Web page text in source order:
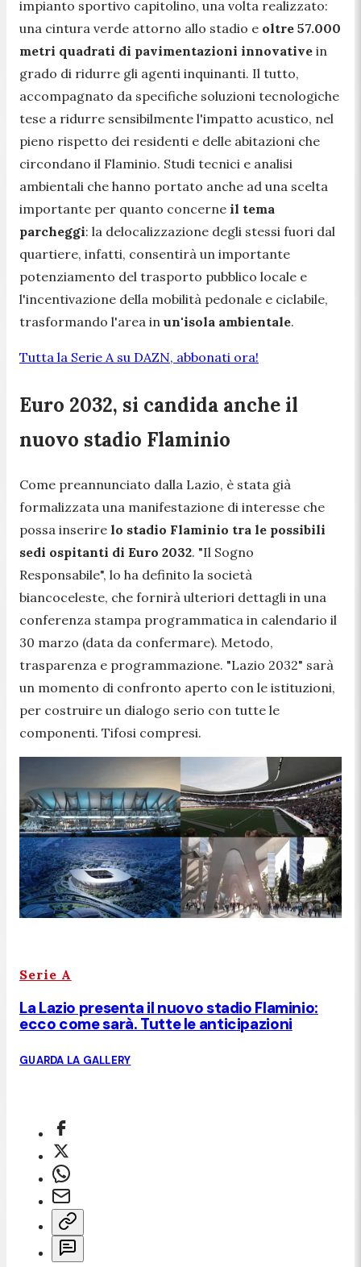
impianto sportivo capitolino, una volta realizzato:
una cintura verde attorno allo stadio e oltre 57.000
metri quadrati di pavimentazioni innovative in
grado di ridurre gli agenti inquinanti. Il tutto,
accompagnato da specifiche soluzioni tecnologiche
tese a ridurre sensibilmente l'impatto acustico, nel
pieno rispetto dei residenti e delle abitazioni che
circondano il Flaminio. Studi tecnici e analisi
ambientali che hanno portato anche ad una scelta
importante per quanto concerne il tema
parcheggi: la delocalizzazione degli stessi fuori dal
quartiere, infatti, consentirà un importante
potenziamento del trasporto pubblico locale e
l'incentivazione della mobilità pedonale e ciclabile,
trasformando l'area in un'isola ambientale.
Tutta la Serie A su DAZN, abbonati ora!
Euro 2032, si candida anche il
nuovo stadio Flaminio
Come preannunciato dalla Lazio, è stata già
formalizzata una manifestazione di interesse che
possa inserire lo stadio Flaminio tra le possibili
sedi ospitanti di Euro 2032. "Il Sogno
Responsabile", lo ha definito la società
biancoceleste, che fornirà ulteriori dettagli in una
conferenza stampa programmatica in calendario il
30 marzo (data da confermare). Metodo,
trasparenza e programmazione. "Lazio 2032" sarà
un momento di confronto aperto con le istituzioni,
per costruire un dialogo serio con tutte le
componenti. Tifosi compresi.
Serie A
La Lazio presenta il nuovo stadio Flaminio:
ecco come sarà. Tutte le anticipazioni
GUARDA LA GALLERY